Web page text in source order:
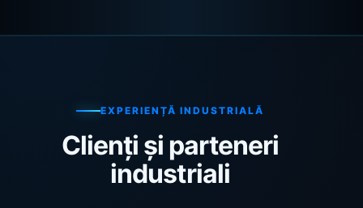
EXPERIENȚĂ INDUSTRIALĂ
Clienți și parteneri
industriali